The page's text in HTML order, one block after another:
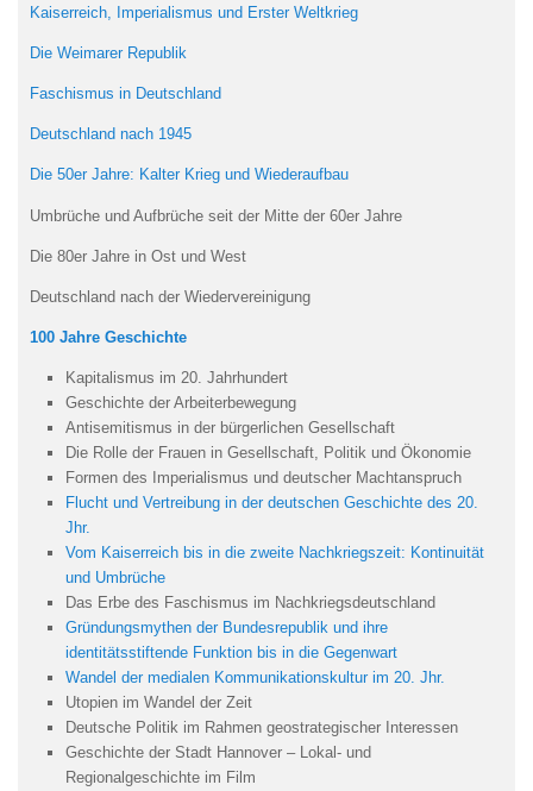
Kaiserreich, Imperialismus und Erster Weltkrieg
Die Weimarer Republik
Faschismus in Deutschland
Deutschland nach 1945
Die 50er Jahre: Kalter Krieg und Wiederaufbau
Umbrüche und Aufbrüche seit der Mitte der 60er Jahre
Die 80er Jahre in Ost und West
Deutschland nach der Wiedervereinigung
100 Jahre Geschichte
Kapitalismus im 20. Jahrhundert
Geschichte der Arbeiterbewegung
Antisemitismus in der bürgerlichen Gesellschaft
Die Rolle der Frauen in Gesellschaft, Politik und Ökonomie
Formen des Imperialismus und deutscher Machtanspruch
Flucht und Vertreibung in der deutschen Geschichte des 20.
Jhr.
Vom Kaiserreich bis in die zweite Nachkriegszeit: Kontinuität
und Umbrüche
Das Erbe des Faschismus im Nachkriegsdeutschland
Gründungsmythen der Bundesrepublik und ihre
identitätsstiftende Funktion bis in die Gegenwart
Wandel der medialen Kommunikationskultur im 20. Jhr.
Utopien im Wandel der Zeit
Deutsche Politik im Rahmen geostrategischer Interessen
Geschichte der Stadt Hannover – Lokal- und
Regionalgeschichte im Film